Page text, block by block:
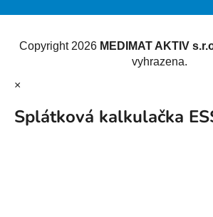
Copyright 2026 MEDIMAT AKTIV
vyhrazena.
×
Splátková kalkulačka